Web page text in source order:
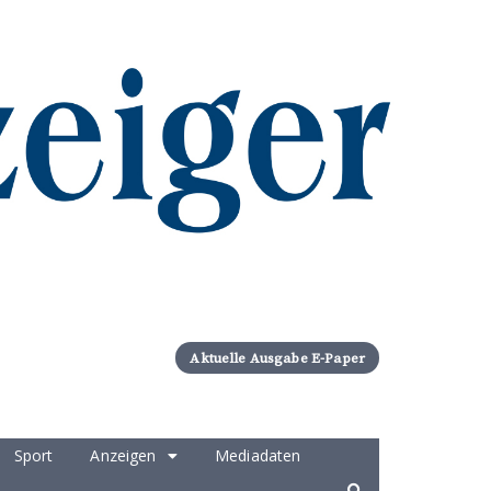
Aktuelle Ausgabe E-Paper
Sport Anzeigen
Mediadaten